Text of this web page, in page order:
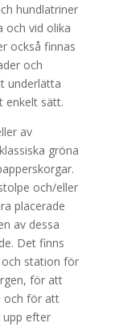
hundlatriner
och vid olika
också finnas
och
underlätta
enkelt sätt.
av
gröna
och/eller
placerade
av dessa
Det finns
och station för
för att
och för att
efter